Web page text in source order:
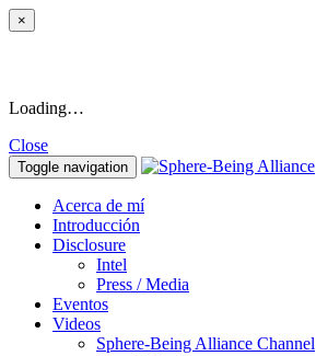
×
Loading…
Close
Toggle navigation
Acerca de mí
Introducción
Disclosure
Intel
Press / Media
Eventos
Videos
Sphere-Being Alliance Channel